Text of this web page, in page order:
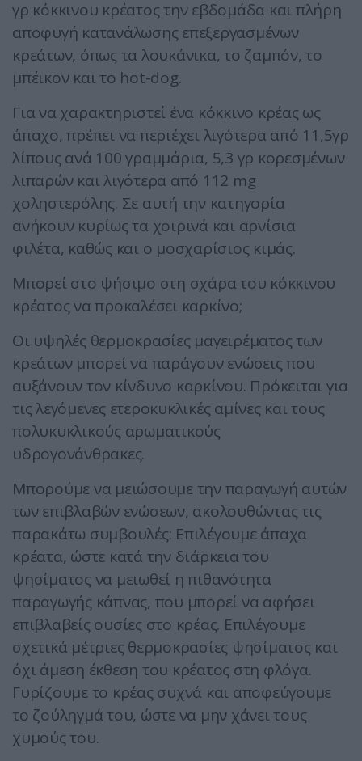
γρ κόκκινου κρέατος την εβδομάδα και πλήρη
αποφυγή κατανάλωσης επεξεργασμένων
κρεάτων, όπως τα λουκάνικα, το ζαμπόν, το
μπέικον και το hot-dog.
Για να χαρακτηριστεί ένα κόκκινο κρέας ως
άπαχο, πρέπει να περιέχει λιγότερα από 11,5γρ
λίπους ανά 100 γραμμάρια, 5,3 γρ κορεσμένων
λιπαρών και λιγότερα από 112 mg
χοληστερόλης. Σε αυτή την κατηγορία
ανήκουν κυρίως τα χοιρινά και αρνίσια
φιλέτα, καθώς και ο μοσχαρίσιος κιμάς.
Μπορεί στο ψήσιμο στη σχάρα του κόκκινου
κρέατος να προκαλέσει καρκίνο;
Οι υψηλές θερμοκρασίες μαγειρέματος των
κρεάτων μπορεί να παράγουν ενώσεις που
αυξάνουν τον κίνδυνο καρκίνου. Πρόκειται για
τις λεγόμενες ετεροκυκλικές αμίνες και τους
πολυκυκλικούς αρωματικούς
υδρογονάνθρακες.
Μπορούμε να μειώσουμε την παραγωγή αυτών
των επιβλαβών ενώσεων, ακολουθώντας τις
παρακάτω συμβουλές: Επιλέγουμε άπαχα
κρέατα, ώστε κατά την διάρκεια του
ψησίματος να μειωθεί η πιθανότητα
παραγωγής κάπνας, που μπορεί να αφήσει
επιβλαβείς ουσίες στο κρέας. Επιλέγουμε
σχετικά μέτριες θερμοκρασίες ψησίματος και
όχι άμεση έκθεση του κρέατος στη φλόγα.
Γυρίζουμε το κρέας συχνά και αποφεύγουμε
το ζούληγμά του, ώστε να μην χάνει τους
χυμούς του.